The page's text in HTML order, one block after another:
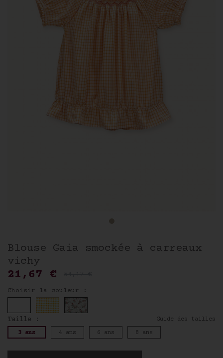
Blouse Gaia smockée à carreaux
vichy
21,67 €
Choisir la couleur :
Taille : Guide des tailles
3 ans 4 ans 6 ans 8 ans
Newsletter
Pour être informé de toute
notre actualité et recevoir
nos offres personnalisées,
inscrivez-vous à notre
newsletter.
Vous bénéficierez de - 10 %
sur votre première commande !